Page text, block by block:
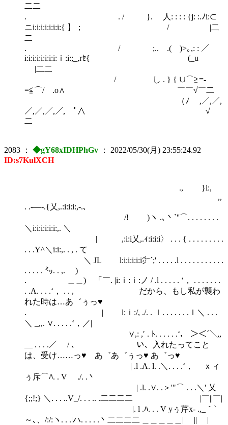
二二
. . / }. 人: : : : {j: :.ﾉi:⊂
ニi:i:i:i:i:i:i:{ 】； / |二
二
. / ;.. .( )>｡,: : ／
i:i:i:i:i:i:i:i:ｉ:i:;_,rｾ{ (_u
|二二
/ し . } { ∪⌒≧=‐
=≦⌒/ .o∧ ￣￣√￣二
（ﾉ ,／,／,
／,／,／,／, ﾟ∧ ￣￣√￣
二
2083 ： ◆gY68xIDHPhGv ： 2022/05/30(月) 23:55:24.92
ID:s7KulXCH
., }i:,
,,
. .-―-.{乂,.:i:i:i:,-.､
/! )ヽ .､丶`''⌒. . . . . . . .
＼i:i:i:i:i:i:,. ＼
| ,:i:i乂,.ｨ:i:i:i〉 . . . { . . . . . . . . .
. . .Y^＼i:i:,. . , . て
＼ JL l:i:i:i:i:i㌻´;' . . . . .l . . . . . . . . . . .
. . . . . ㍉. . ,. )
. ＿＿) 「￣. |i:ｉ:ｉ:ノ / .l . . . . . ‘， . . . . . . .
. .Λ. . . .‘， . . , だから、もし私が襲わ
れた時は…あ゛ぅっ♥
. | l:ｉ:/, ./. . ｌ. . . . . . .ｌ＼ . . .
＼ _,,. ∨. . . . .‘，／|
∨,: ,′ . ﾄ. . . . . .‘， ＞＜´＼,,
＿ . . . .／ / 、 い、入れたってこと
は、受け……っ♥ あ゛あ゛ぅっ♥ あ゛っ♥
| .l .Λ. l. .＼. . . .‘， ｘィ
ぅ斥⌒ﾊ. . V ./. .丶
| .l. .∨. .＞'"⌒ . . .＼' 乂
{;;!;} ＼. . . ..V_/. . . .. .二二二二 |￣||￣|
|. l .ﾊ. . . V yぅ芹x- .,_｀`
～､、/:/:ヽ. . .|ハ. . . . .丶二二二二 ＿＿＿＿＿| || |